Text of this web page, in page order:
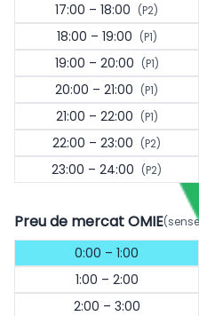
17:00 – 18:00 (P2)
18:00 – 19:00 (P1)
19:00 – 20:00 (P1)
20:00 – 21:00 (P1)
21:00 – 22:00 (P1)
22:00 – 23:00 (P2)
23:00 – 24:00 (P2)
Preu de mercat OMIE
0:00 – 1:00
1:00 – 2:00
2:00 – 3:00